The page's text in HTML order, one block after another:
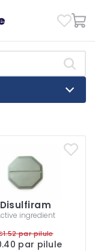
Disulfiram
ingredient
par pilule
par pilule